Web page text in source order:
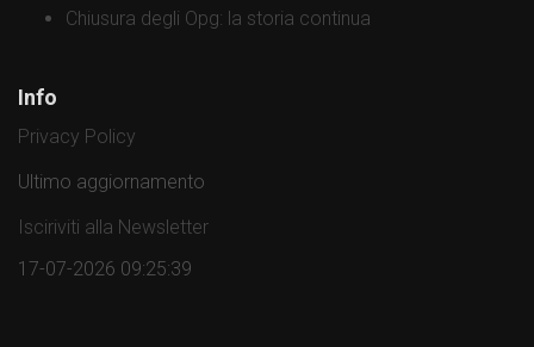
Chiusura degli Opg: la storia continua
Info
Privacy Policy
Ultimo aggiornamento
Isciriviti alla Newsletter
17-07-2026 09:25:39